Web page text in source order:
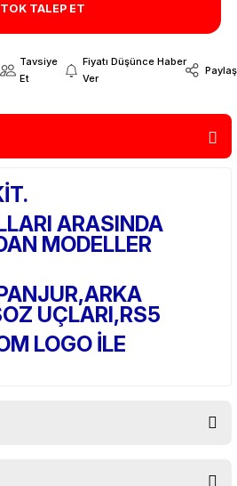
TALEP ET
Tavsiye
Et
Fiyatı Düşünce Haber
Ver
Paylaş
ARASINDA
MODELLER
UÇLARI,RS5
LOGO İLE